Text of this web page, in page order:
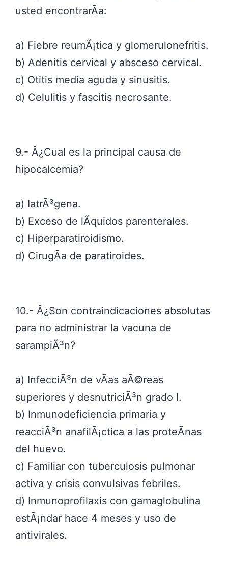
usted encontrarÃ­a:
a) Fiebre reumÃ¡tica y glomerulonefritis.
b) Adenitis cervical y absceso cervical.
c) Otitis media aguda y sinusitis.
d) Celulitis y fascitis necrosante.
9.- Â¿Cual es la principal causa de
hipocalcemia?
a) IatrÃ³gena.
b) Exceso de lÃ­quidos parenterales.
c) Hiperparatiroidismo.
d) CirugÃ­a de paratiroides.
10.- Â¿Son contraindicaciones absolutas
para no administrar la vacuna de
sarampiÃ³n?
a) InfecciÃ³n de vÃ­as aÃ©reas
superiores y desnutriciÃ³n grado I.
b) Inmunodeficiencia primaria y
reacciÃ³n anafilÃ¡ctica a las proteÃ­nas
del huevo.
c) Familiar con tuberculosis pulmonar
activa y crisis convulsivas febriles.
d) Inmunoprofilaxis con gamaglobulina
estÃ¡ndar hace 4 meses y uso de
antivirales.